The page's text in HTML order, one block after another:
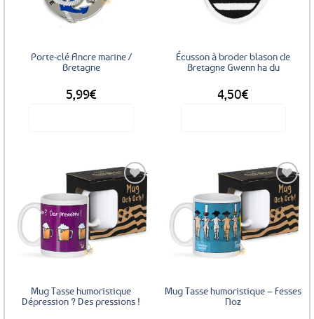
Porte-clé Ancre marine /
Bretagne
5,99€
Écusson à broder blason de
Bretagne Gwenn ha du
4,50€
Ajouter
aux
favoris
Mug Tasse humoristique
Dépression ? Des pressions !
Ajouter
aux
favoris
Mug Tasse humoristique – Fesses
Noz